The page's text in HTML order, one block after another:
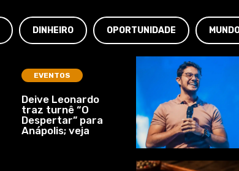
DINHEIRO OPORTUNIDADE
EVENTOS
Deive Leonardo
traz turnê “O
Despertar” para
Anápolis; veja